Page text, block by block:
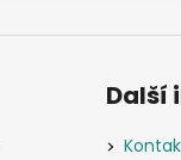
Další